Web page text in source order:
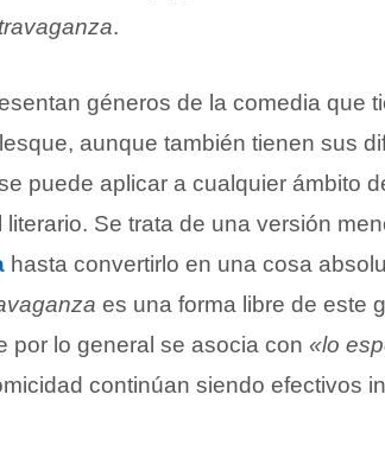
.
géneros de la comedia que
aunque también tienen sus
puede aplicar a cualquier ámbito
Se trata de una versión
hasta convertirlo en una cosa
es una forma libre de este
por lo general se asocia con «lo
continúan siendo efectivos